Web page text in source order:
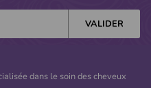
dans le soin des cheveux